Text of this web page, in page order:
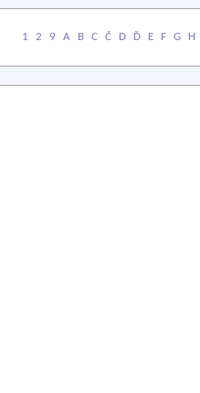
1 2 9 A B C Č D Ď E F G H